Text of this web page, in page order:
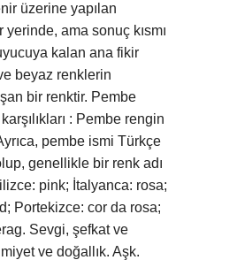
üzerine yapılan
ama sonuç kısmı
kalan ana fikir
beyaz renklerin
bir renktir. Pembe
: Pembe rengin
pembe ismi Türkçe
genellikle bir renk adı
pink; İtalyanca: rosa;
Portekizce: cor da rosa;
Sevgi, şefkat ve
ve doğallık. Aşk.